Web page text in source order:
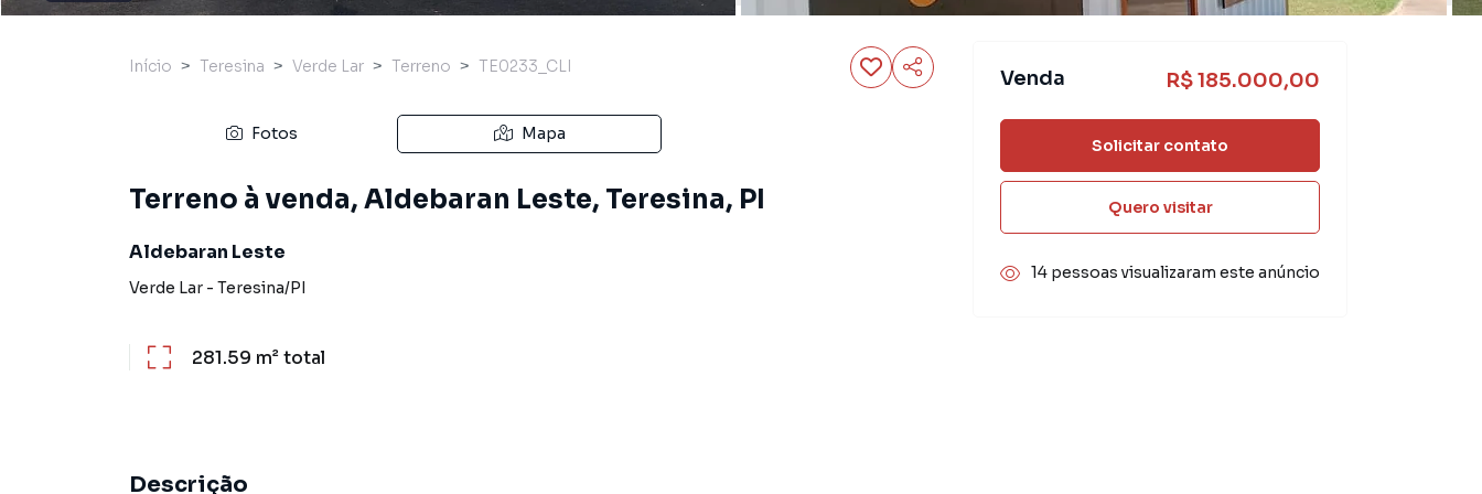
Início Teresina Verde Lar Terreno TE0233_CLI
Fotos Mapa
Terreno à venda, Aldebaran Leste, Teresina, PI
Aldebaran Leste
Verde Lar - Teresina/PI
281.59 m²total
Descrição
Venda R$ 185.000,00
Solicitar contato
Quero visitar
14 pessoas visualizaram este anúncio